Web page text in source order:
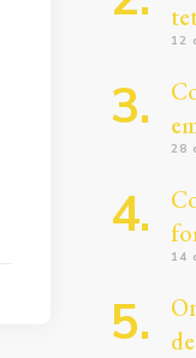
12
28
14